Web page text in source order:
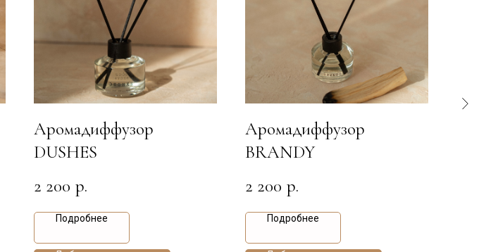
Аромадиффузор
DUSHES
2 200 р.
Подробнее
Аромадиффузор
BRANDY
2 200 р.
Подробнее